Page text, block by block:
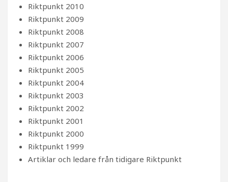
Riktpunkt 2010
Riktpunkt 2009
Riktpunkt 2008
Riktpunkt 2007
Riktpunkt 2006
Riktpunkt 2005
Riktpunkt 2004
Riktpunkt 2003
Riktpunkt 2002
Riktpunkt 2001
Riktpunkt 2000
Riktpunkt 1999
Artiklar och ledare från tidigare Riktpunkt